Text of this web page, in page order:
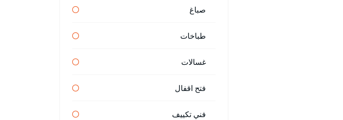
صباغ
طباخات
غسالات
فتح اقفال
فني تكييف